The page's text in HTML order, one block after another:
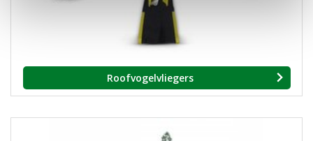
Roofvogelvliegers